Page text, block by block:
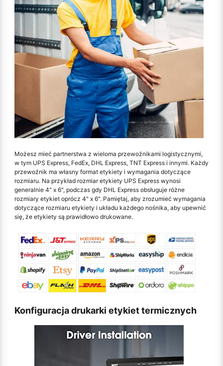
Możesz mieć partnerstwa z wieloma przewoźnikami logistycznymi,
w tym UPS Express, FedEx, DHL Express, TNT Express i innymi. Każdy
przewoźnik ma własny format etykiety i wymagania dotyczące
rozmiaru. Na przykład rozmiar etykiety UPS Express wynosi
generalnie 4" x 6", podczas gdy DHL Express obsługuje różne
rozmiary etykiet oprócz 4" x 6". Pamiętaj, aby zrozumieć wymagania
dotyczące rozmiaru etykiety i układu każdego nośnika, aby upewnić
się, że etykiety są prawidłowo drukowane.
Konfiguracja drukarki etykiet termicznych